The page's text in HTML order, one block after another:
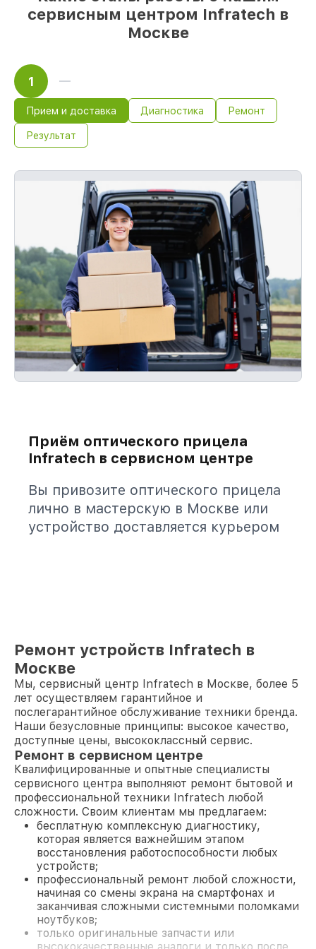
сервисным центром Infratech в
Москве
1
Прием и доставка Диагностика Ремонт
Результат
Приём оптического прицела
Infratech в сервисном центре
Вы привозите оптического прицела
лично в мастерскую в Москве или
устройство доставляется курьером
Ремонт устройств Infratech в
Москве
Мы, сервисный центр Infratech в Москве, более 5
лет осуществляем гарантийное и
послегарантийное обслуживание техники бренда.
Наши безусловные принципы: высокое качество,
доступные цены, высококлассный сервис.
Ремонт в сервисном центре
Квалифицированные и опытные специалисты
сервисного центра выполняют ремонт бытовой и
профессиональной техники Infratech любой
сложности. Своим клиентам мы предлагаем:
бесплатную комплексную диагностику,
которая является важнейшим этапом
восстановления работоспособности любых
устройств;
профессиональный ремонт любой сложности,
начиная со смены экрана на смартфонах и
заканчивая сложными системными поломками
ноутбуков;
только оригинальные запчасти или